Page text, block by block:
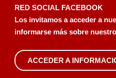
RED SOCIAL FACEBOOK
Los invitamos a acceder a
informarse más sobre
ACCEDER A